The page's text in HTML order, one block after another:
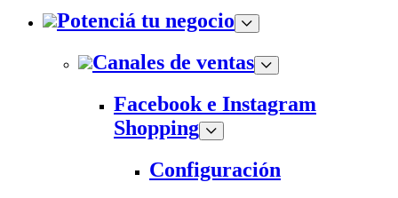
Potenciá tu negocio
Canales de ventas
Facebook e Instagram
Shopping
Configuración